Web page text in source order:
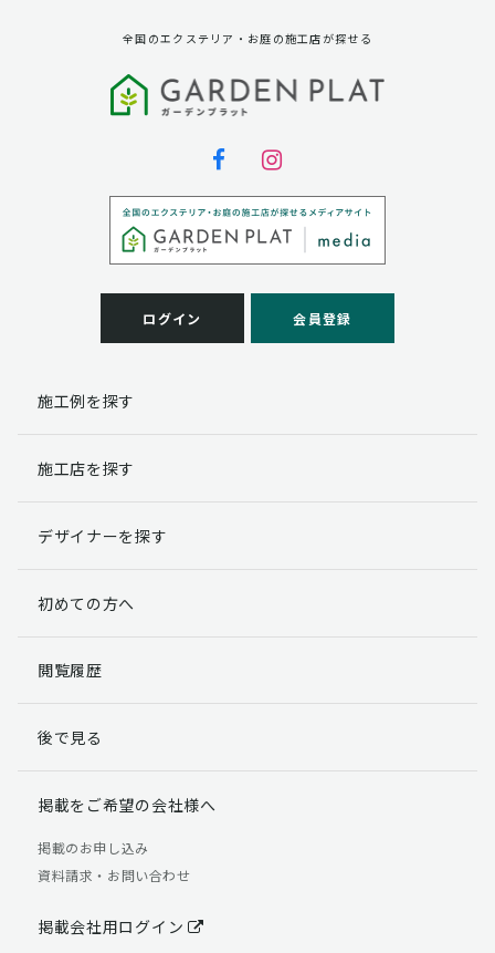
全国のエクステリア・お庭の施工店が探せる
ログイン 会員登録
施工例を探す
施工店を探す
デザイナーを探す
初めての方へ
閲覧履歴
後で見る
掲載をご希望の会社様へ
掲載のお申し込み
資料請求・お問い合わせ
掲載会社用ログイン